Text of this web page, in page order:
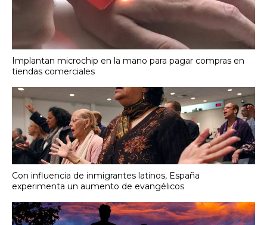
Implantan microchip en la mano para pagar compras en
tiendas comerciales
Con influencia de inmigrantes latinos, España
experimenta un aumento de evangélicos